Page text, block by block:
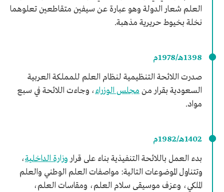
العلم شعار الدولة وهو عبارة عن سيفين متقاطعين تعلوهما
نخلة بخيوط حريرية مذهبة.
1398هـ/1978م
صدرت اللائحة التنظيمية لنظام العلم للمملكة العربية
السعودية بقرار من مجلس الوزراء، وجاءت اللائحة في سبع
مواد.
1402هـ/1982م
بدء العمل باللائحة التنفيذية بناء على قرار وزارة الداخلية،
وتتناول الموضوعات التالية: مواصفات العلم الوطني والعلم
الملكي، وعزف موسيقى سلام العلم، ومقاسات العلم،